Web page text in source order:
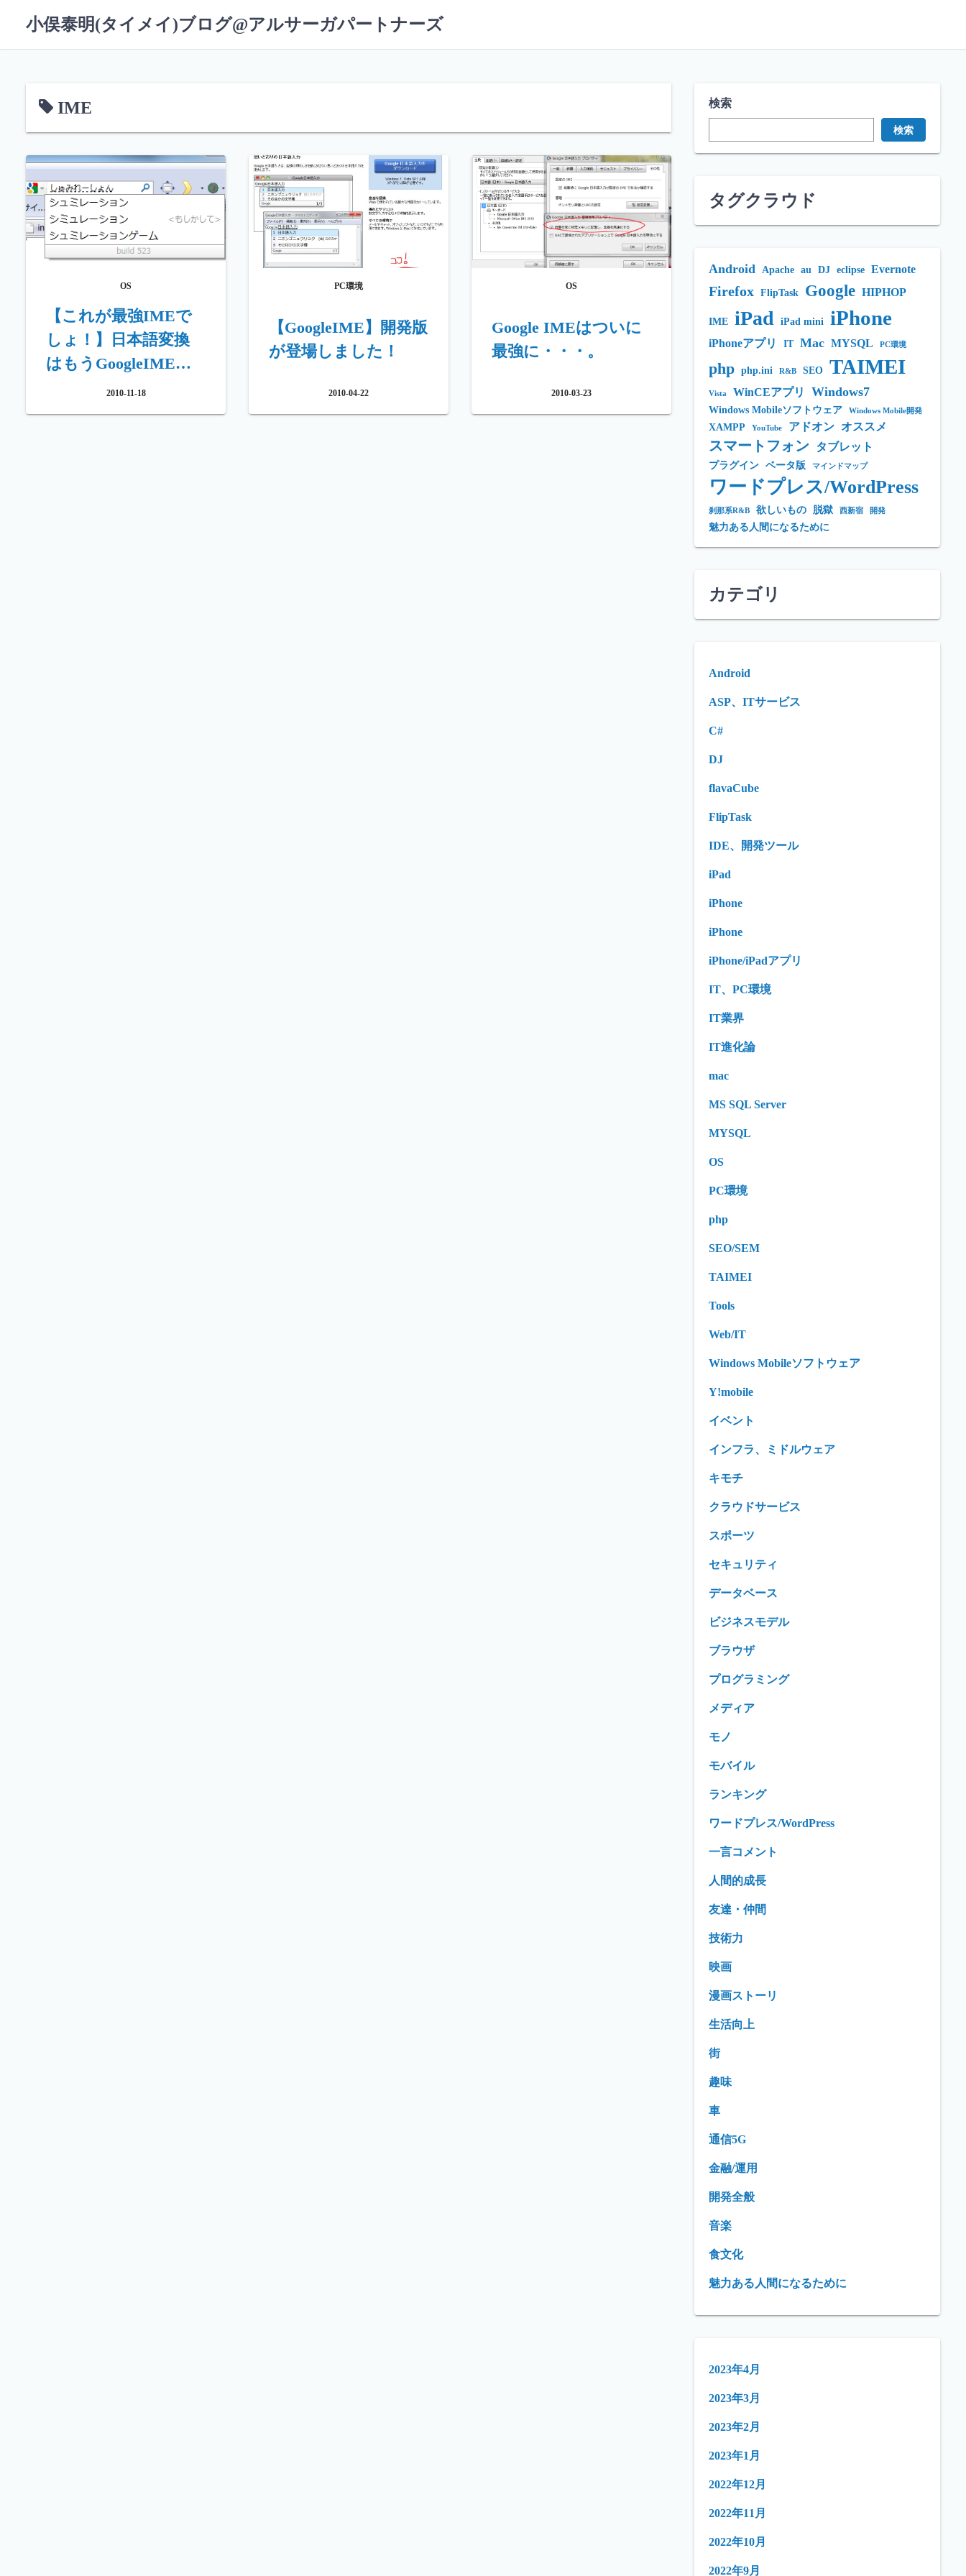
小俣泰明(タイメイ)ブログ@アルサーガパートナーズ
IME
OS
【これが最強IMEで
しょ！】日本語変換
はもうGoogleIMEに
2010-11-18
PC環境
【GoogleIME】開発版
が登場しました！
2010-04-22
OS
Google IMEはついに
最強に・・・。
2010-03-23
検索
検索
タグクラウド
Android Apache au DJ eclipse Evernote
Firefox FlipTask Google HIPHOP
IME iPad iPad mini iPhone
iPhoneアプリ IT Mac MYSQL PC環境
php php.ini R&B SEO TAIMEI
Vista WinCEアプリ Windows7
Windows Mobileソフトウェア Windows Mobile開発
XAMPP YouTube アドオン オススメ
スマートフォン タブレット
プラグイン ベータ版 マインドマップ
ワードプレス/WordPress
刹那系R&B 欲しいもの 脱獄 西新宿 開発
魅力ある人間になるために
カテゴリ
Android
ASP、ITサービス
C#
DJ
flavaCube
FlipTask
IDE、開発ツール
iPad
iPhone
iPhone
iPhone/iPadアプリ
IT、PC環境
IT業界
IT進化論
mac
MS SQL Server
MYSQL
OS
PC環境
php
SEO/SEM
TAIMEI
Tools
Web/IT
Windows Mobileソフトウェア
Y!mobile
イベント
インフラ、ミドルウェア
キモチ
クラウドサービス
スポーツ
セキュリティ
データベース
ビジネスモデル
ブラウザ
プログラミング
メディア
モノ
モバイル
ランキング
ワードプレス/WordPress
一言コメント
人間的成長
友達・仲間
技術力
映画
漫画ストーリ
生活向上
街
趣味
車
通信5G
金融/運用
開発全般
音楽
食文化
魅力ある人間になるために
2023年4月
2023年3月
2023年2月
2023年1月
2022年12月
2022年11月
2022年10月
2022年9月